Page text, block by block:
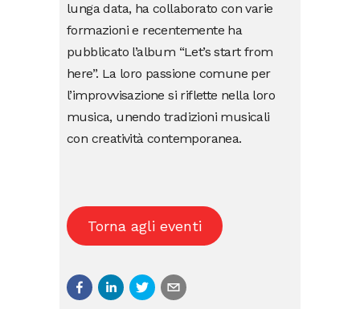
lunga data, ha collaborato con varie
formazioni e recentemente ha
pubblicato l’album “Let’s start from
here”. La loro passione comune per
l’improvvisazione si riflette nella loro
musica, unendo tradizioni musicali
con creatività contemporanea.
Torna agli eventi